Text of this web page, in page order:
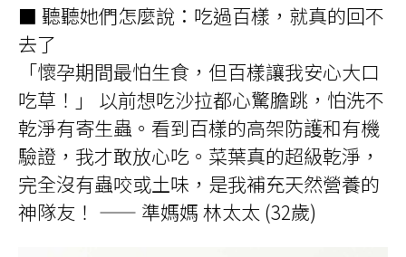
■ 聽聽她們怎麼說：吃過百樣，就真的回不
去了
「懷孕期間最怕生食，但百樣讓我安心大口
吃草！」 以前想吃沙拉都心驚膽跳，怕洗不
乾淨有寄生蟲。看到百樣的高架防護和有機
驗證，我才敢放心吃。菜葉真的超級乾淨，
完全沒有蟲咬或土味，是我補充天然營養的
神隊友！ —— 準媽媽 林太太 (32歲)